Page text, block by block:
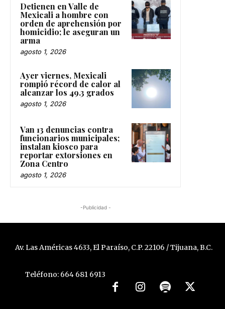
Detienen en Valle de
Mexicali a hombre con
orden de aprehensión por
homicidio; le aseguran un
arma
agosto 1, 2026
Ayer viernes, Mexicali
rompió récord de calor al
alcanzar los 49.3 grados
agosto 1, 2026
Van 13 denuncias contra
funcionarios municipales;
instalan kiosco para
reportar extorsiones en
Zona Centro
agosto 1, 2026
-Publicidad -
Av. Las Américas 4633, El Paraíso, C.P. 22106 / Tijuana, B.C.
Teléfono: 664 681 6913